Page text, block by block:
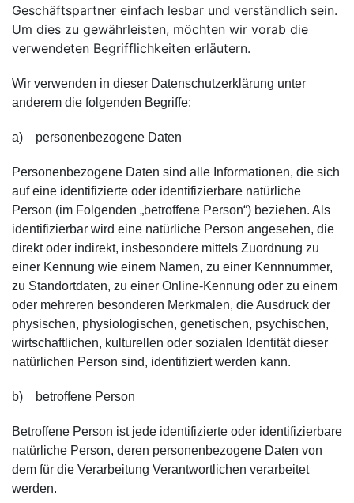
Geschäftspartner einfach lesbar und verständlich sein.
Um dies zu gewährleisten, möchten wir vorab die
verwendeten Begrifflichkeiten erläutern.
Wir verwenden in dieser Datenschutzerklärung unter
anderem die folgenden Begriffe:
a) personenbezogene Daten
Personenbezogene Daten sind alle Informationen, die sich
auf eine identifizierte oder identifizierbare natürliche
Person (im Folgenden „betroffene Person“) beziehen. Als
identifizierbar wird eine natürliche Person angesehen, die
direkt oder indirekt, insbesondere mittels Zuordnung zu
einer Kennung wie einem Namen, zu einer Kennnummer,
zu Standortdaten, zu einer Online-Kennung oder zu einem
oder mehreren besonderen Merkmalen, die Ausdruck der
physischen, physiologischen, genetischen, psychischen,
wirtschaftlichen, kulturellen oder sozialen Identität dieser
natürlichen Person sind, identifiziert werden kann.
b) betroffene Person
Betroffene Person ist jede identifizierte oder identifizierbare
natürliche Person, deren personenbezogene Daten von
dem für die Verarbeitung Verantwortlichen verarbeitet
werden.